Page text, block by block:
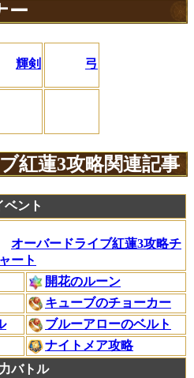
ー
輝剣 弓
紅蓮3攻略関連記事
ベント
オーバードライブ紅蓮3攻略チ
ャート
開花のルーン
キューブのチョーカー
ブルーアローのベルト
ナイトメア攻略
バトル